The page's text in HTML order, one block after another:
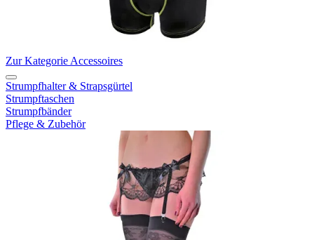
Zur Kategorie Accessoires
Strumpfhalter & Strapsgürtel
Strumpftaschen
Strumpfbänder
Pflege & Zubehör